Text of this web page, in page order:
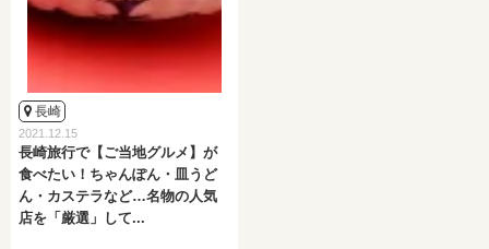
長崎
2021.12.15
長崎旅行で【ご当地グルメ】が
食べたい！ちゃんぽん・皿うど
ん・カステラなど…名物の人気
店を「厳選」して...